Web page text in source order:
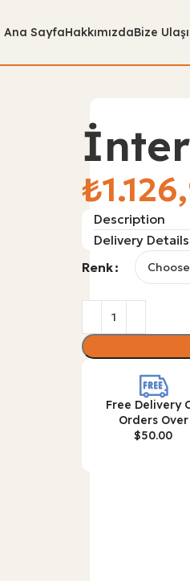
Ana SayfaHakkımızdaBize
₺
Description
Delivery Details
Renk
Free Delivery
Orders Over
$50.00